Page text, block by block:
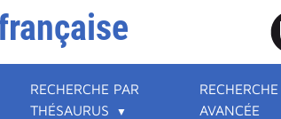
RECHERCHE PAR
THÉSAURUS
RECHERCHE
AVANCÉE